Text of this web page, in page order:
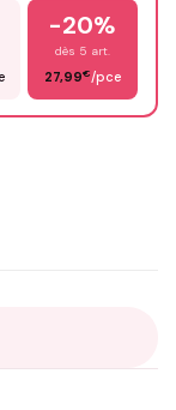
-20%
dès 5 art.
27,99€/pce